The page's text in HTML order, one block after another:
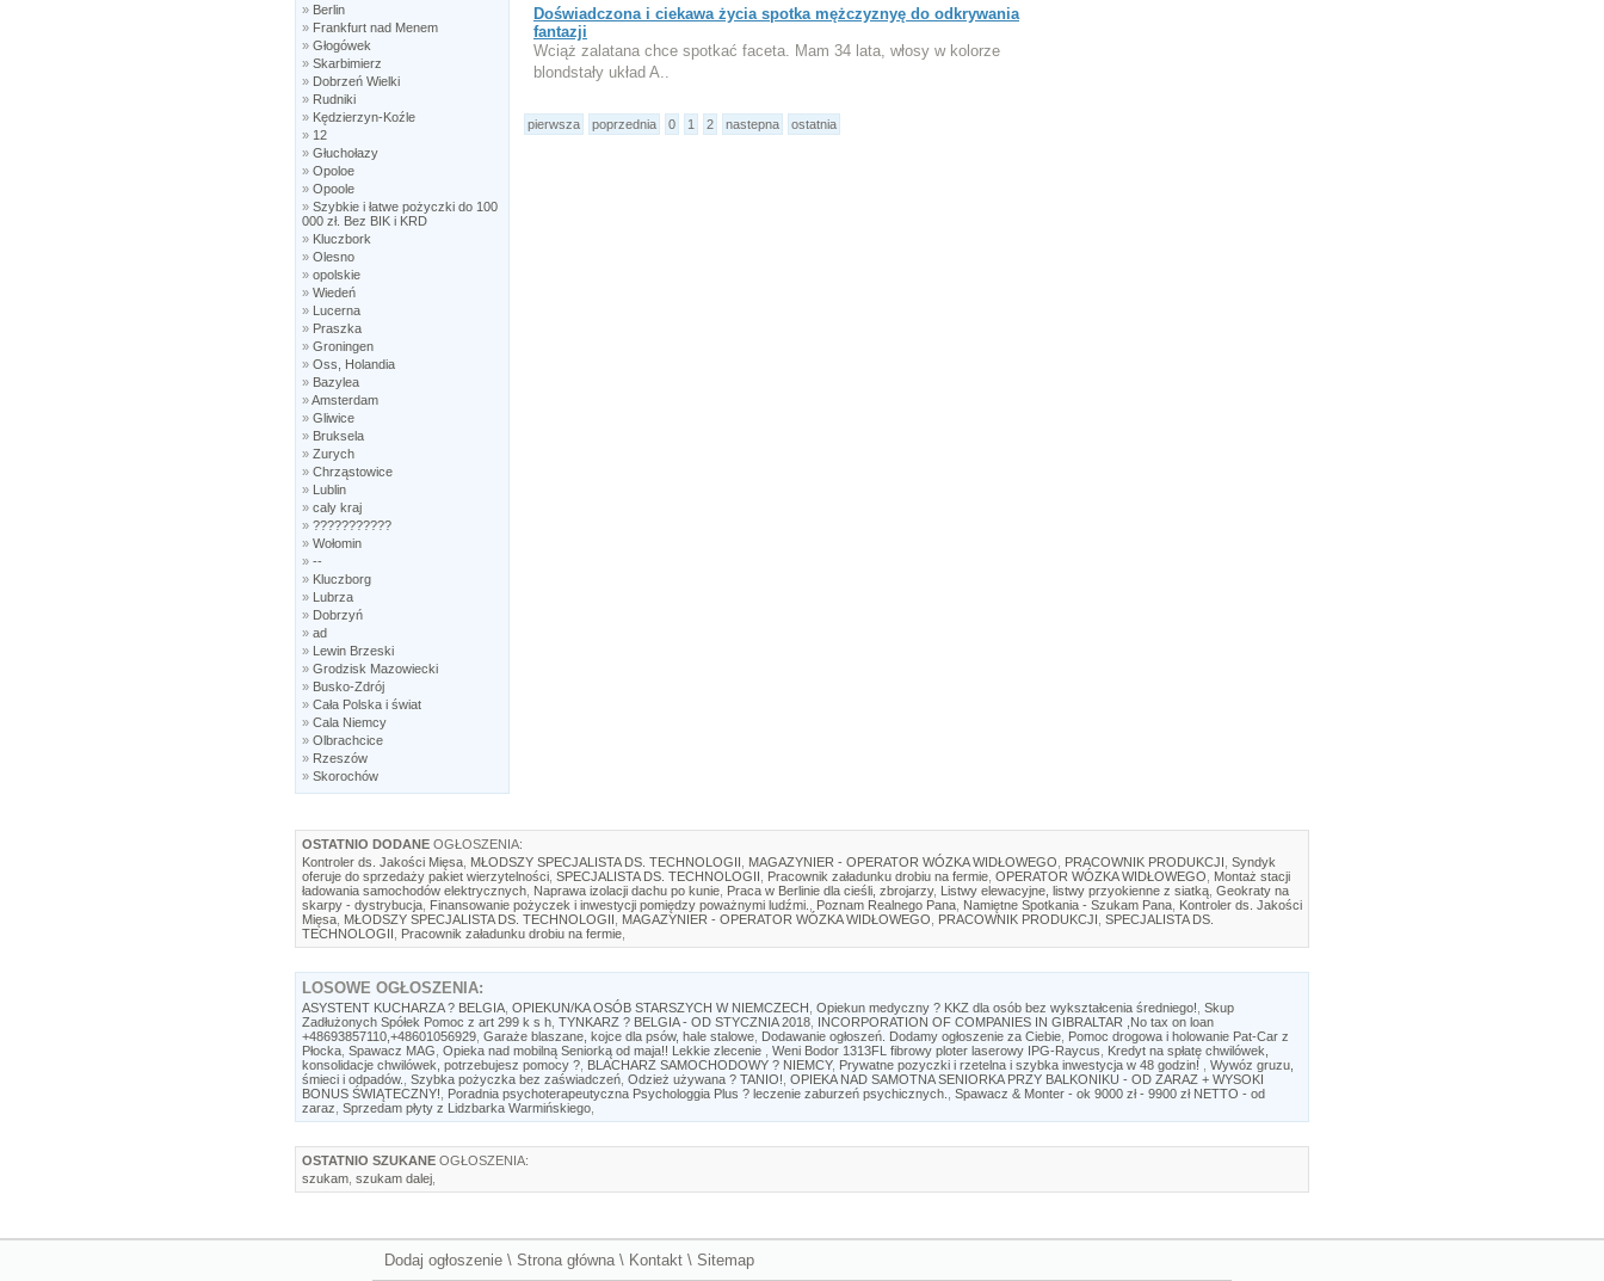
» Berlin
» Frankfurt nad Menem
» Głogówek
» Skarbimierz
» Dobrzeń Wielki
» Rudniki
» Kędzierzyn-Koźle
» 12
» Głuchołazy
» Opoloe
» Opoole
» Szybkie i łatwe pożyczki do 100
000 zł. Bez BIK i KRD
» Kluczbork
» Olesno
» opolskie
» Wiedeń
» Lucerna
» Praszka
» Groningen
» Oss, Holandia
» Bazylea
»Amsterdam
» Gliwice
» Bruksela
» Zurych
» Chrząstowice
» Lublin
» caly kraj
» ???????????
» Wołomin
» --
» Kluczborg
» Lubrza
» Dobrzyń
» ad
» Lewin Brzeski
» Grodzisk Mazowiecki
» Busko-Zdrój
» Cała Polska i świat
» Cala Niemcy
» Olbrachcice
» Rzeszów
» Skorochów
Doświadczona i ciekawa życia spotka mężczyznyę do odkrywania
fantazji
Wciąż zalatana chce spotkać faceta. Mam 34 lata, włosy w kolorze
blondstały układ A..
pierwsza poprzednia 0 1 2 nastepna ostatnia
OSTATNIO DODANE OGŁOSZENIA:
Kontroler ds. Jakości Mięsa MŁODSZY SPECJALISTA DS. TECHNOLOGII MAGAZYNIER - OPERATOR WÓZKA WIDŁOWEGO PRACOWNIK PRODUKCJI Syndyk
oferuje do sprzedaży pakiet wierzytelności SPECJALISTA DS. TECHNOLOGII Pracownik załadunku drobiu na fermie OPERATOR WÓZKA WIDŁOWEGO
Montaż stacji
ładowania samochodów elektrycznych Naprawa izolacji dachu po kunie Praca w Berlinie dla cieśli, zbrojarzy, Listwy elewacyjne, listwy przyokienne z siatką Geokraty na
skarpy - dystrybucja Finansowanie pożyczek i inwestycji pomiędzy poważnymi ludźmi. Poznam Realnego Pana Namiętne Spotkania - Szukam Pana Kontroler ds. Jakości
Mięsa MŁODSZY SPECJALISTA DS. TECHNOLOGII MAGAZYNIER - OPERATOR WÓZKA WIDŁOWEGO PRACOWNIK PRODUKCJI SPECJALISTA DS.
TECHNOLOGII
Pracownik załadunku drobiu na fermie
LOSOWE OGŁOSZENIA:
ASYSTENT KUCHARZA ? BELGIA OPIEKUN/KA OSÓB STARSZYCH W NIEMCZECH Opiekun medyczny ? KKZ dla osób bez wykształcenia średniego! Skup
Zadłużonych Spółek Pomoc z art 299 k s h TYNKARZ ? BELGIA - OD STYCZNIA 2018 INCORPORATION OF COMPANIES IN GIBRALTAR ,No tax on loan
+48693857110,+48601056929 Garaże blaszane, kojce dla psów, hale stalowe Dodawanie ogłoszeń. Dodamy ogłoszenie za Ciebie Pomoc drogowa i holowanie Pat-Car z
Płocka Spawacz MAG Opieka nad mobilną Seniorką od maja!! Lekkie zlecenie Weni Bodor 1313FL fibrowy ploter laserowy IPG-Raycus
Kredyt na spłatę chwilówek,
konsolidacje chwilówek, potrzebujesz pomocy ? BLACHARZ SAMOCHODOWY ? NIEMCY, Prywatne pozyczki i rzetelna i szybka inwestycja w 48 godzin!
Wywóz gruzu,
śmieci i odpadów.
Szybka pożyczka bez zaświadczeń Odzież używana ? TANIO! OPIEKA NAD SAMOTNA SENIORKA PRZY BALKONIKU - OD ZARAZ + WYSOKI
BONUS ŚWIĄTECZNY!
Poradnia psychoterapeutyczna Psychologgia Plus ? leczenie zaburzeń psychicznych.
Spawacz & Monter - ok 9000 zł - 9900 zł NETTO - od
zaraz Sprzedam płyty z Lidzbarka Warmińskiego
OSTATNIO SZUKANE OGŁOSZENIA:
szukam szukam dalej
Dodaj ogłoszenie \ Strona główna\ Kontakt \ Sitemap